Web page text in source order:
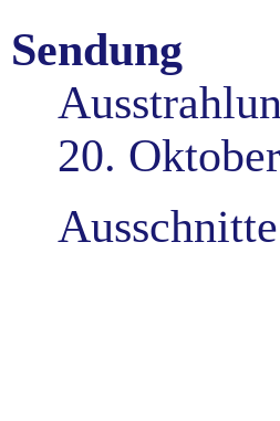
Sendung
20.